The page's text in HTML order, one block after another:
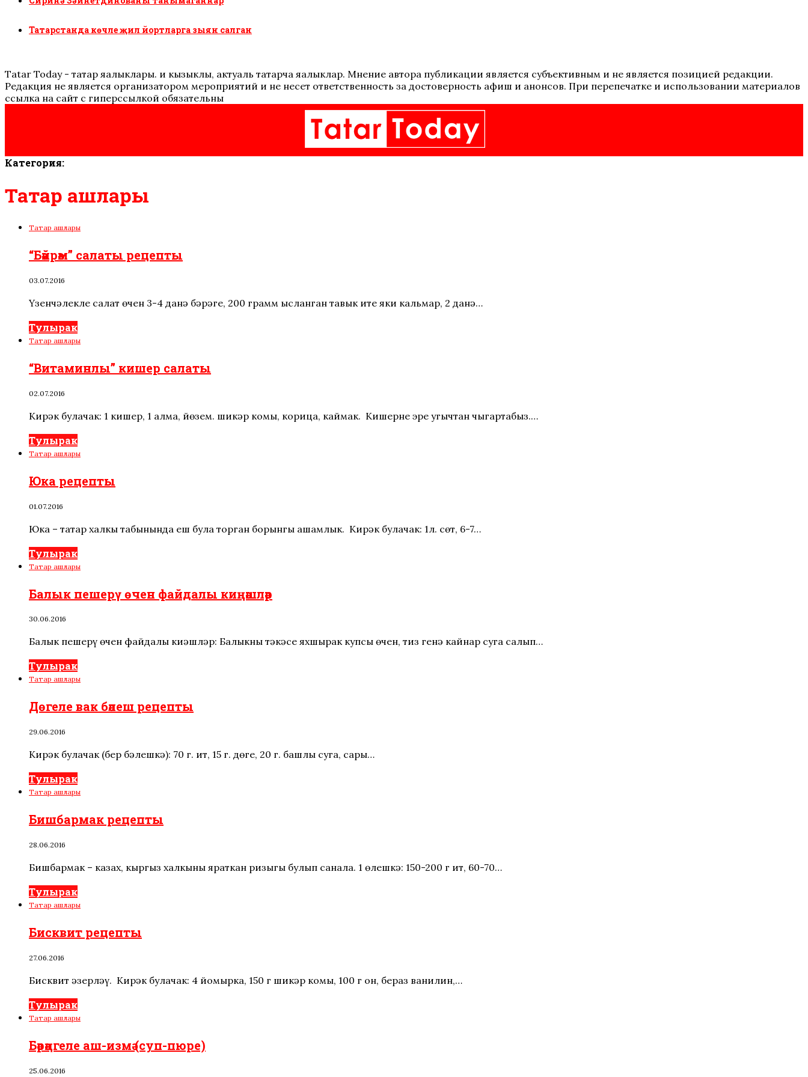
Татарстанда көчле җил йортларга зыян салган
Tatar Today - татар яңалыклары. иң кызыклы, актуаль татарча яңалыклар. Мнение автора публикации является субъективным и не является позицией редакции.
Редакция не является организатором мероприятий и не несет ответственность за достоверность афиш и анонсов. При перепечатке и использовании материалов
ссылка на сайт с гиперссылкой обязательны
Категория:
Татар ашлары
Татар ашлары
“Бәйрәм” салаты рецепты
03.07.2016
Үзенчәлекле салат өчен 3-4 данә бәрәңге, 200 грамм ысланган тавык ите яки кальмар, 2 данә…
Тулырак
Татар ашлары
“Витаминлы” кишер салаты
02.07.2016
Кирәк булачак: 1 кишер, 1 алма, йөзем. шикәр комы, корица, каймак. Кишерне эре угычтан чыгартабыз.…
Тулырак
Татар ашлары
Юка рецепты
01.07.2016
Юка – татар халкы табынында еш була торган борынгы ашамлык. Кирәк булачак: 1л. сөт, 6-7…
Тулырак
Татар ашлары
Балык пешерү өчен файдалы киңәшләр
30.06.2016
Балык пешерү өчен файдалы киңәшләр: Балыкның тәңкәсе яхшырак купсы өчен, тиз генә кайнар суга салып…
Тулырак
Татар ашлары
Дөгеле вак бәлеш рецепты
29.06.2016
Кирәк булачак (бер бәлешкә): 70 г. ит, 15 г. дөге, 20 г. башлы суга, сары…
Тулырак
Татар ашлары
Бишбармак рецепты
28.06.2016
Бишбармак – казах, кыргыз халкының яраткан ризыгы булып санала. 1 өлешкә: 150-200 г ит, 60-70…
Тулырак
Татар ашлары
Бисквит рецепты
27.06.2016
Бисквит әзерләү. Кирәк булачак: 4 йомырка, 150 г шикәр комы, 100 г он, бераз ванилин,…
Тулырак
Татар ашлары
Бәрәңгеле аш-измә (суп-пюре)
25.06.2016